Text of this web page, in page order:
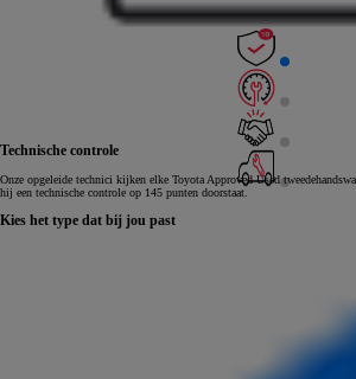
Technische controle
Onze opgeleide technici kijken elke Toyota Approved Used
hij een technische controle op 145 punten doorstaat.
Kies het type dat bij jou past